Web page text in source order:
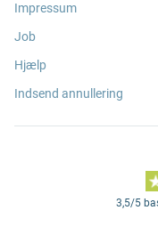
Impressum
Job
Hjælp
Indsend annullering
3,5/5